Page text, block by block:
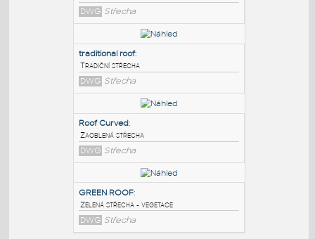
PODOBNÉ BLOKY:
Roof Slopes:
Sklony střechy
DWG Střecha
traditional roof:
Tradiční střecha
DWG Střecha